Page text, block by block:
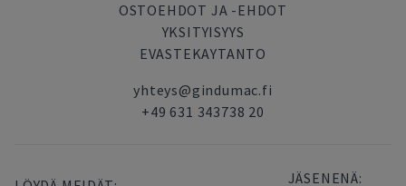
OSTOEHDOT JA -EHDOT
YKSITYISYYS
EVASTEKAYTANTO
yhteys@gindumac.fi
+49 631 343738 20
JÄSENENÄ: